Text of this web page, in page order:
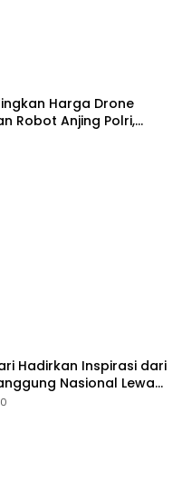
Harga Drone
Robot Anjing Polri,
Lipat
Hadirkan Inspirasi dari
Nasional Lewat
0